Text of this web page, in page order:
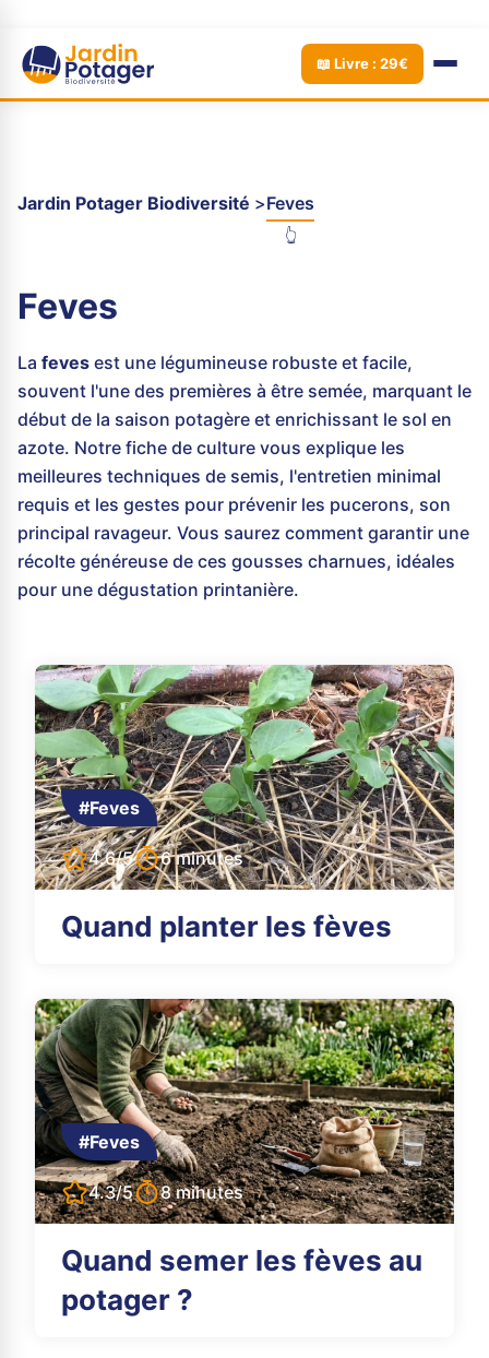
📖 Livre : 29€
Jardin Potager Biodiversité Feves
👆
Feves
La feves est une légumineuse robuste et facile,
souvent l'une des premières à être semée, marquant le
début de la saison potagère et enrichissant le sol en
azote. Notre fiche de culture vous explique les
meilleures techniques de semis, l'entretien minimal
requis et les gestes pour prévenir les pucerons, son
principal ravageur. Vous saurez comment garantir une
récolte généreuse de ces gousses charnues, idéales
pour une dégustation printanière.
#Feves
4.6/5 6 minutes
Quand planter les fèves
#Feves
4.3/5 8 minutes
Quand semer les fèves au
potager ?